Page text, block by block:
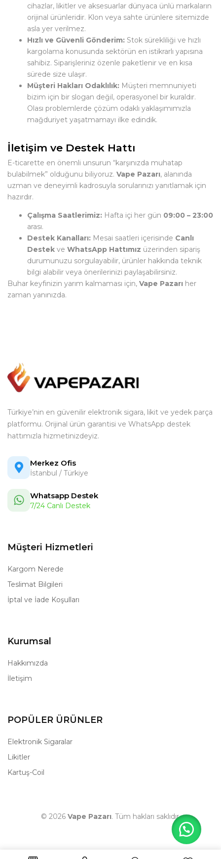
cihazlar, likitler ve aksesuarlar dünyaca ünlü markaların
orijinal ürünleridir. Klon veya sahte ürünlere sitemizde
asla yer verilmez.
Hızlı ve Güvenli Gönderim: Stok sürekliliği ve hızlı
kargolama konusunda sektörün en istikrarlı yapısına
sahibiz. Siparişleriniz özenle paketlenir ve en kısa
sürede size ulaşır.
Müşteri Hakları Odaklılık: Müşteri memnuniyeti
bizim için bir slogan değil, operasyonel bir kuraldır.
Olası problemlerde çözüm odaklı yaklaşımımızla
mağduriyet yaşatmamayı ilke edindik.
İletişim ve Destek Hattı
E-ticarette en önemli unsurun “karşınızda muhatap
bulabilmek” olduğunu biliyoruz. Vape Pazarı, alanında
uzman ve deneyimli kadrosuyla sorularınızı yanıtlamak için
hazırdır.
Çalışma Saatlerimiz: Hafta içi her gün 09:00 – 23:00
arası.
Destek Kanalları: Mesai saatleri içerisinde Canlı
Destek ve WhatsApp Hattımız üzerinden sipariş
durumunuzu sorgulayabilir, ürünler hakkında teknik
bilgi alabilir veya önerilerinizi paylaşabilirsiniz.
Buhar keyfinizin yarım kalmaması için, Vape Pazarı her
zaman yanınızda.
Türkiye’nin en güvenilir elektronik sigara, likit ve yedek parça
platformu. Orijinal ürün garantisi ve WhatsApp destek
hattımızla hizmetinizdeyiz.
Merkez Ofis
İstanbul / Türkiye
Whatsapp Destek
7/24 Canlı Destek
Müşteri Hizmetleri
Kargom Nerede
Teslimat Bilgileri
İptal ve İade Koşulları
Kurumsal
Hakkımızda
İletişim
POPÜLER ÜRÜNLER
Elektronik Sigaralar
Likitler
Kartuş-Coil
© 2026 Vape Pazarı. Tüm hakları saklıdır.